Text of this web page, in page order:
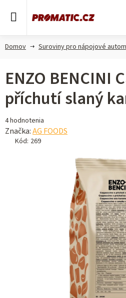
Domov Suroviny pro nápojové
ENZO BENCINI
příchutí slaný
Priemerné
hodnotenie
produktu
4 hodnotenia
Značka:AG FOODS
Kód: 269